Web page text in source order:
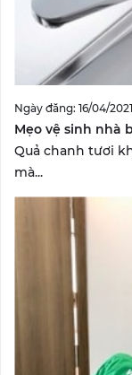
Ngày đăng: 16/04/2021
Mẹo vệ sinh nhà
Quả chanh tươi
mà...